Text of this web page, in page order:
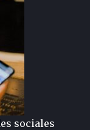
sociales